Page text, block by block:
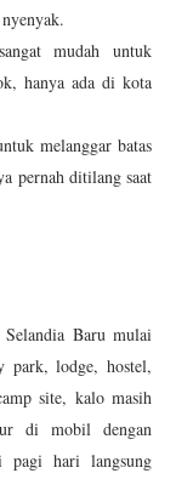
mudah untuk
hanya ada di kota
melanggar batas
pernah ditilang saat
Baru mulai
park, lodge, hostel,
site, kalo masih
di mobil dengan
pagi hari langsung